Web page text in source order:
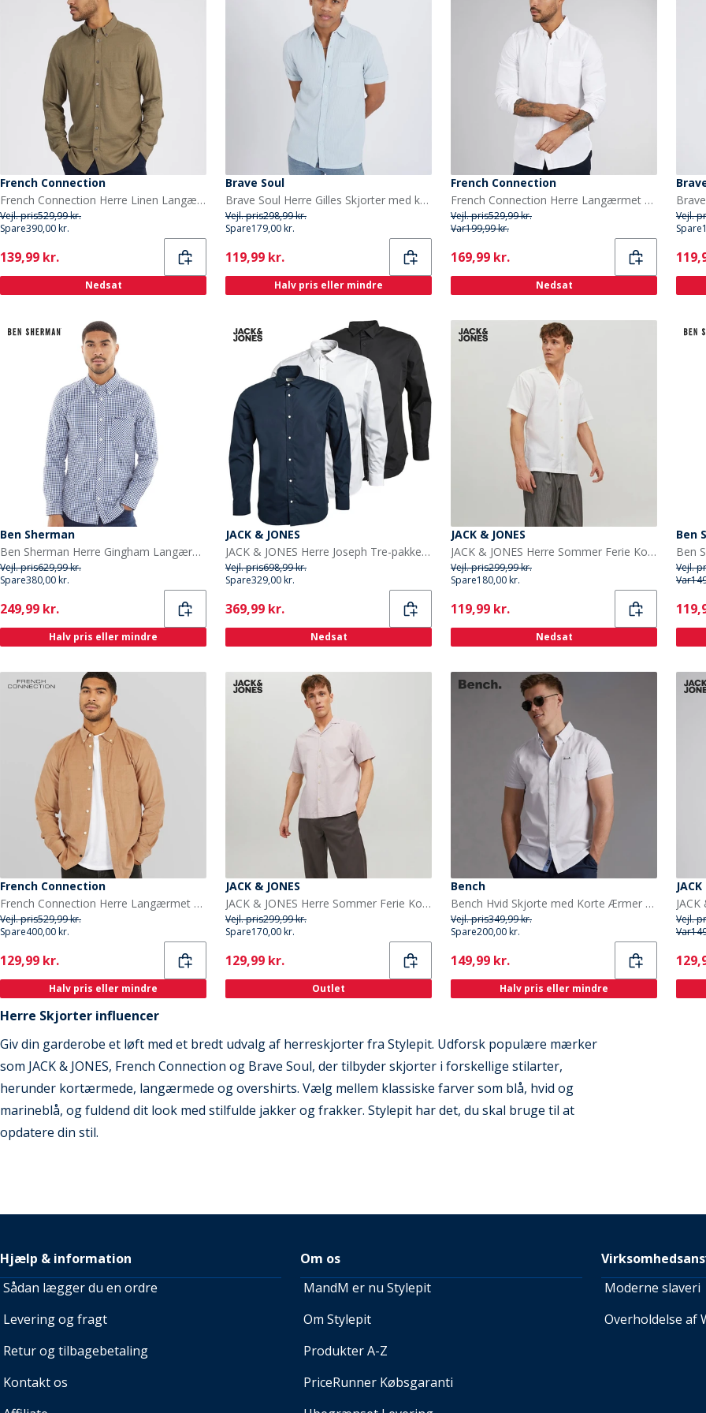
French Connection
French Connection Herre Linen Langærmet shirts kakigrøn
Vejl. pris529,99 kr.
Spare390,00 kr.
Current
139,99 kr.
Nedsat
Brave Soul
Brave Soul Herre Gilles Skjorter med korte ærmer Babyblå
Vejl. pris298,99 kr.
Spare179,00 kr.
Current
119,99 kr.
Halv pris eller mindre
French Connection
French Connection Herre Langærmet shirts Hvid
Vejl. pris529,99 kr.
Var199,99 kr.
Current
169,99 kr.
Nedsat
Vejl.
Spare
Ben Sherman
Ben Sherman Herre Gingham Langærmet shirts Blå Ternet
Vejl. pris629,99 kr.
Spare380,00 kr.
Current
249,99 kr.
Halv pris eller mindre
JACK & JONES
JACK & JONES Herre Joseph Tre-pakke Langærmede Skjorter Blå/Hvid/Sort
Vejl. pris698,99 kr.
Spare329,00 kr.
Current
369,99 kr.
Nedsat
JACK & JONES
JACK & JONES Herre Sommer Ferie Kortærmet Skjorte Hvid
Vejl. pris299,99 kr.
Spare180,00 kr.
Current
119,99 kr.
Nedsat
Ben
Vejl.
Var
French Connection
French Connection Herre Langærmet shirts Kamel
Vejl. pris529,99 kr.
Spare400,00 kr.
Current
129,99 kr.
Halv pris eller mindre
JACK & JONES
JACK & JONES Herre Sommer Ferie Kortærmet Skjorte Cromolith
Vejl. pris299,99 kr.
Spare170,00 kr.
Current
129,99 kr.
Outlet
Bench
Bench Hvid Skjorte med Korte Ærmer Bowdon til herre
Vejl. pris349,99 kr.
Spare200,00 kr.
Current
149,99 kr.
Halv pris eller mindre
Vejl.
Var
Herre Skjorter influencer
Giv din garderobe et løft med et bredt udvalg af herreskjorter fra Stylepit. Udforsk populære mærker
som JACK & JONES, French Connection og Brave Soul, der tilbyder skjorter i forskellige stilarter,
herunder kortærmede, langærmede og overshirts. Vælg mellem klassiske farver som blå, hvid og
marineblå, og fuldend dit look med stilfulde jakker og frakker. Stylepit har det, du skal bruge til at
opdatere din stil.
Hjælp & information
Sådan lægger du en ordre
Levering og fragt
Retur og tilbagebetaling
Kontakt os
Om os
MandM er nu Stylepit
Om Stylepit
Produkter A-Z
PriceRunner Købsgaranti
Moderne slaveri
Overholdelse af